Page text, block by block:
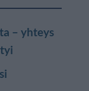
– yhteys